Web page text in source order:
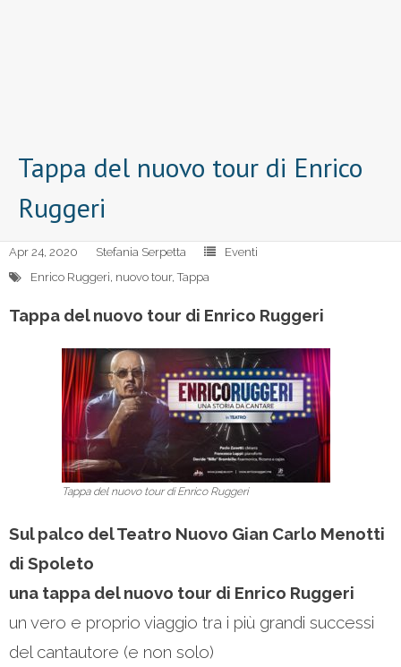
Tappa del nuovo tour di Enrico
Ruggeri
Apr 24, 2020 Stefania Serpetta
Eventi
Enrico Ruggeri, nuovo tour,Tappa
Tappa del nuovo tour di Enrico Ruggeri
Tappa del nuovo tour di Enrico Ruggeri
Sul palco del Teatro Nuovo Gian Carlo Menotti
di Spoleto
una tappa del nuovo tour di Enrico Ruggeri
un vero e proprio viaggio tra i più grandi successi
del cantautore (e non solo)